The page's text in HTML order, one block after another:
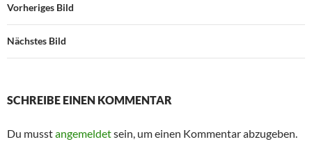
Vorheriges Bild
Nächstes Bild
SCHREIBE EINEN KOMMENTAR
Du musstangemeldetsein, um einen Kommentar abzugeben.